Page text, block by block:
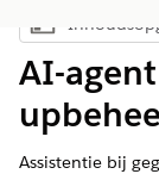
AI-
Assistentie bij